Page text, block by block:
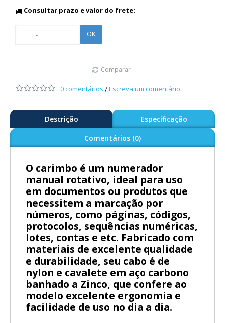
Consultar prazo e valor do frete:
OK
Comparar
0 comentários /Escreva um comentário
Descrição
Especificação
Comentários (0)
O carimbo é um numerador
manual rotativo, ideal para uso
em documentos ou produtos que
necessitem a marcação por
números, como páginas, códigos,
protocolos, sequências numéricas,
lotes, contas e etc. Fabricado com
materiais de excelente qualidade
e durabilidade, seu cabo é de
nylon e cavalete em aço carbono
banhado a Zinco, que confere ao
modelo excelente ergonomia e
facilidade de uso no dia a dia.